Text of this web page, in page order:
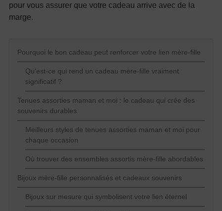
pour vous assurer que votre cadeau arrive avec de la
marge.
Pourquoi le bon cadeau peut renforcer votre lien mère-fille
Qu'est-ce qui rend un cadeau mère-fille vraiment
significatif ?
Tenues assorties maman et moi : le cadeau qui crée des
souvenirs durables
Meilleurs styles de tenues assorties maman et moi pour
chaque occasion
Où trouver des ensembles assortis mère-fille abordables
Bijoux mère-fille personnalisés et cadeaux souvenirs
Bijoux sur mesure qui symbolisent votre lien éternel